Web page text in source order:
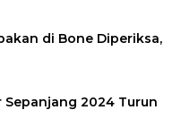
di Bone Diperiksa,
2024 Turun